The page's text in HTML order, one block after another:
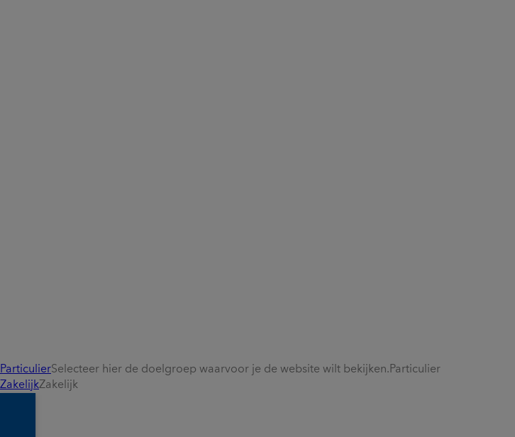
ParticulierSelecteer hier de doelgroep waarvoor je de website wilt bekijken. Particulier
ZakelijkZakelijk